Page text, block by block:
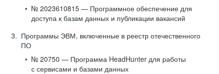
№ 2023610815 — Программное обеспечение для
доступа к базам данных и публикации вакансий
Программы ЭВМ, включенные в реестр отечественного
ПО
№ 20750 — Программа HeadHunter для работы
с сервисами и базами данных